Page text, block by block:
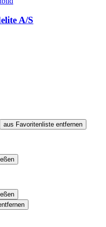
A/S
aus Favoritenliste entfernen